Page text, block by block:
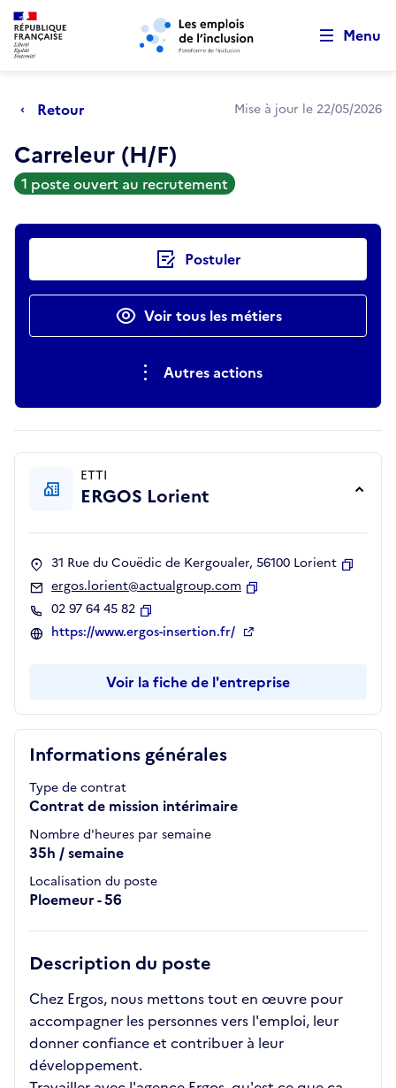
Aller au menu principal Aller au contenu principal
Menu
Retour Mise à jour le 22/05/2026
Carreleur (H/F)
1 poste ouvert au recrutement
Actions rapides Postuler
Voir tous les métiers
Autres actions
Informations générales
Type de contrat
Contrat de mission intérimaire
Nombre d'heures par semaine
35h / semaine
Localisation du poste
Ploemeur - 56
Description du poste
Chez Ergos, nous mettons tout en œuvre pour
accompagner les personnes vers l'emploi, leur
donner confiance et contribuer à leur
développement.
ETTI
ERGOS Lorient
31 Rue du Couëdic de Kergoualer, 56100 Lorient
ergos.lorient@actualgroup.com
02 97 64 45 82
Copier
https://www.ergos-insertion.fr/
Voir la fiche de l'entreprise
Retour au début de la page
Panneau de gestion des cookies